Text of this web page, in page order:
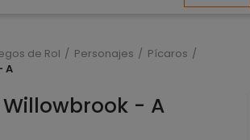
de Rol Personajes
Pícaros
A
- A